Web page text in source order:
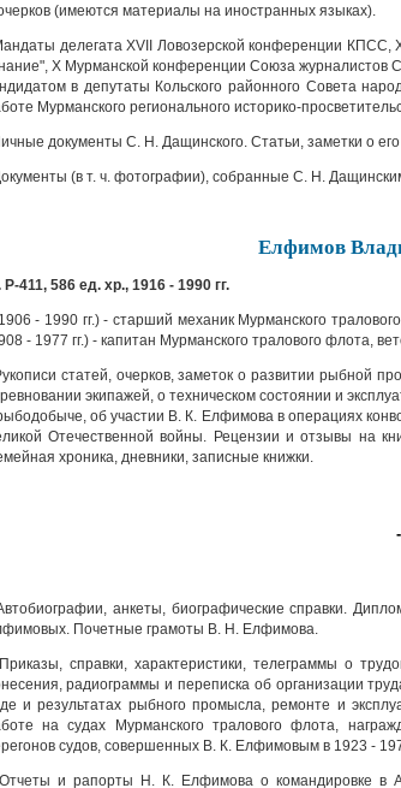
(имеются материалы на иностранных языках).
делегата XVII Ловозерской конференции КПСС,
X Мурманской конференции Союза журналистов
в депутаты Кольского районного Совета
Мурманского регионального историко-
документы С. Н. Дащинского. Статьи, заметки о его
(в т. ч. фотографии), собранные С. Н.
Елфимов
411, 586 ед. хр., 1916 - 1990 гг.
- 1990 гг.) - старший механик Мурманского
- 1977 гг.) - капитан Мурманского тралового флота,
статей, очерков, заметок о развитии рыбной
экипажей, о техническом состоянии и
об участии В. К. Елфимова в операциях
Отечественной войны. Рецензии и отзывы на
хроника, дневники, записные книжки.
анкеты, биографические справки.
Почетные грамоты В. Н. Елфимова.
Приказы, справки, характеристики, телеграммы о
радиограммы и переписка об организации
и результатах рыбного промысла, ремонте и
на судах Мурманского тралового флота,
судов, совершенных В. К. Елфимовым в 1923 -
Отчеты и рапорты Н. К. Елфимова о командировке в